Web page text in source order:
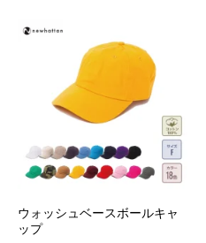
ウォッシュベースボールキャ
ップ